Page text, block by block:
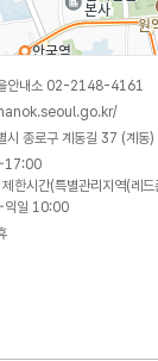
이 시기에 형성되었다.
, 새로운 재료를 사용한
로 진화했다는 점에 주
어져 있던 1960년대와
때문에 많은 수의 한
을 이룬 채 많이 남아
과 함께 사용하고 있
느끼게 해 준다. 북촌
길의 정겨움을 느낄 수
안내소 02-2148-4161
시 종로구 계동길 37 (계동)
한시간(특별관리지역(레드
익일 10:00